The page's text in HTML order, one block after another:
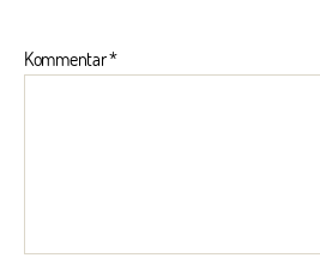
Kommentar*